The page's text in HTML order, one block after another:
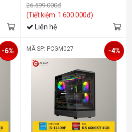
26.599.000đ
(Tiết kiệm: 1.600.000đ)
Liên hệ
-6% MÃ SP: PCGM027 -4%